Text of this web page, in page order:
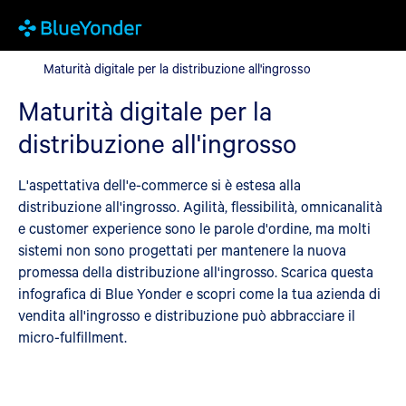
Maturità digitale per la distribuzione all'ingrosso
Maturità digitale per la distribuzione all'ingrosso
Maturità digitale per la
distribuzione all'ingrosso
L'aspettativa dell'e-commerce si è estesa alla
distribuzione all'ingrosso. Agilità, flessibilità, omnicanalità
e customer experience sono le parole d'ordine, ma molti
sistemi non sono progettati per mantenere la nuova
promessa della distribuzione all'ingrosso. Scarica questa
infografica di Blue Yonder e scopri come la tua azienda di
vendita all'ingrosso e distribuzione può abbracciare il
micro-fulfillment.